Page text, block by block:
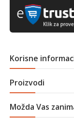
Korisne
Proizvodi
Možda Vas